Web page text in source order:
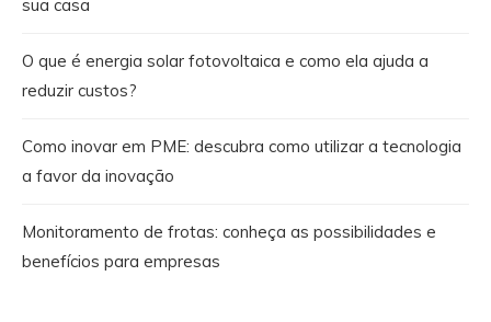
sua casa
O que é energia solar fotovoltaica e como ela ajuda a
reduzir custos?
Como inovar em PME: descubra como utilizar a tecnologia
a favor da inovação
Monitoramento de frotas: conheça as possibilidades e
benefícios para empresas